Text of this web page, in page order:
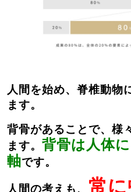
人間を始め、脊椎動物
ます。
背骨があることで、様
ます。 背骨は人体
軸です。
人間の考えも、 常